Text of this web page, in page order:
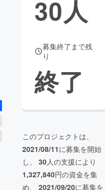
30人
募集終了まで残
り
終了
このプロジェクトは、
2021/08/11に募集を開始
し、 30人の支援により
1,327,840円の資金を集
め、 2021/09/20に募集を